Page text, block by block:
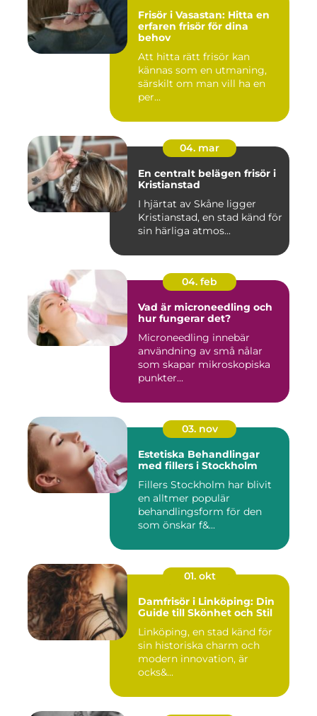
Frisör i Vasastan: Hitta en
erfaren frisör för dina
behov
Att hitta rätt frisör kan
kännas som en utmaning,
särskilt om man vill ha en
per...
04. mar
En centralt belägen frisör i
Kristianstad
I hjärtat av Skåne ligger
Kristianstad, en stad känd för
sin härliga atmos...
04. feb
Vad är microneedling och
hur fungerar det?
Microneedling innebär
användning av små nålar
som skapar mikroskopiska
punkter...
03. nov
Estetiska Behandlingar
med fillers i Stockholm
Fillers Stockholm har blivit
en alltmer populär
behandlingsform för den
som önskar f&...
01. okt
Damfrisör i Linköping: Din
Guide till Skönhet och Stil
Linköping, en stad känd för
sin historiska charm och
modern innovation, är
ocks&...